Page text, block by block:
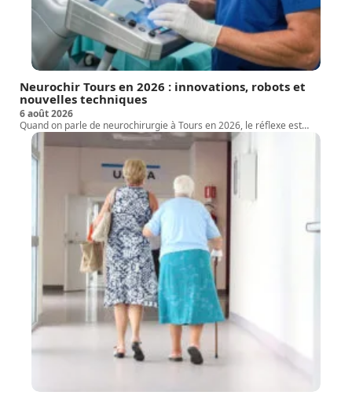
Neurochir Tours en 2026 : innovations, robots et
nouvelles techniques
6 août 2026
Quand on parle de neurochirurgie à Tours en 2026, le réflexe est…